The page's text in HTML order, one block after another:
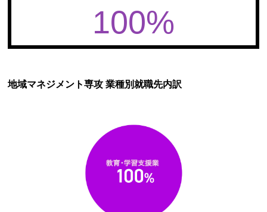
100%
地域マネジメント専攻 業種別就職先内訳